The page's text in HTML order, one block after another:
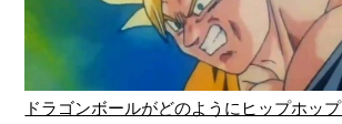
ドラゴンボールがどのようにヒップホッ